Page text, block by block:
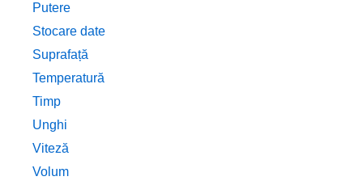
Putere
Stocare date
Suprafață
Temperatură
Timp
Unghi
Viteză
Volum